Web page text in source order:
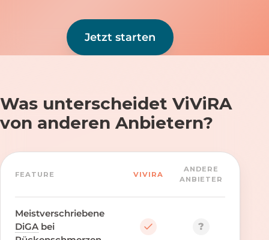
Jetzt starten
Was unterscheidet ViViRA
von anderen Anbietern?
FEATURE VIVIRA
ANDERE
ANBIETER
Meistverschriebene
DiGA bei
?